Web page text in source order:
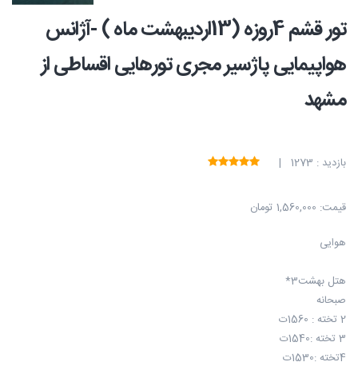
تور قشم 4روزه (13اردیبهشت ماه ) -آژانس
هواپیمایی پاژسیر مجری تورهایی اقساطی از
مشهد
بازدید : 1273 |
قیمت: 1,560,000 تومان
هوایی
هتل بهشت3*
صبحانه
2 تخته : 1560ت
3 تخته :1540ت
4تخته :1530ت